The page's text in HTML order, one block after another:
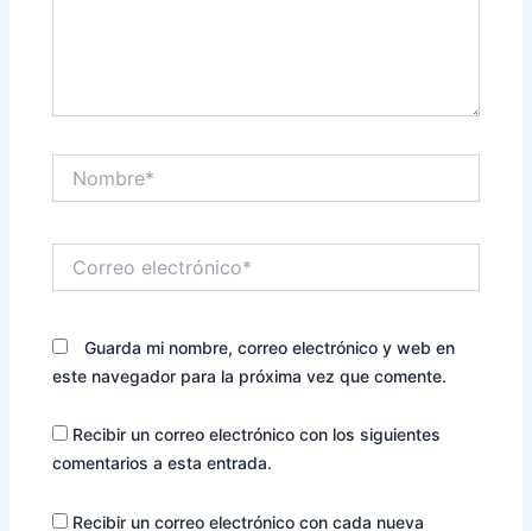
electrónico*
Guarda mi nombre, correo electrónico y web en
este navegador para la próxima vez que comente.
Recibir un correo electrónico con los siguientes
comentarios a esta entrada.
Recibir un correo electrónico con cada nueva